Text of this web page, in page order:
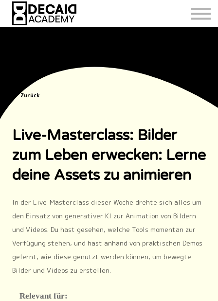
Zurück
Live-Masterclass: Bilder
zum Leben erwecken: Lerne
deine Assets zu animieren
In der Live-Masterclass dieser Woche drehte sich alles um
den Einsatz von generativer KI zur Animation von Bildern
und Videos. Du hast gesehen, welche Tools momentan zur
Verfügung stehen, und hast anhand von praktischen Demos
gelernt, wie diese genutzt werden können, um bewegte
Bilder und Videos zu erstellen.
Relevant für: